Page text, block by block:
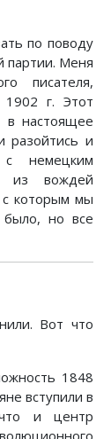
по поводу
партии. Меня
писателя,
г. Этот
в настоящее
разойтись и
немецким
из вождей
с которым мы
было, но все
Вот что
1848
вступили в
и центр